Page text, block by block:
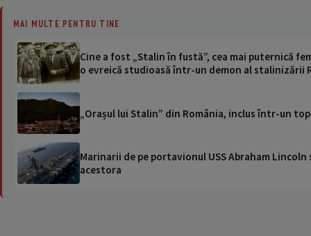
MAI MULTE PENTRU TINE
Cine a fost „Stalin în fustă”, cea mai puternică
o evreică studioasă într-un demon al stalinizării
„Orașul lui Stalin” din România, inclus într-un
Marinarii de pe portavionul USS Abraham
acestora